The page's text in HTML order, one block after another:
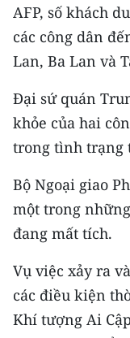
TIN ĐỊA PHƯƠNG
Trung du và
Đồng bằng
Bắc Trung Bộ
Duyên hải Nam
Nguyên
Đông Nam Bộ
Đồng bằng
Chuyên trang
AFP, số khách
các công dân
Lan, Ba Lan và
Đại sứ quán
khỏe của hai
trong tình trạng
Bộ Ngoại giao
một trong
đang mất tích.
Vụ việc xảy ra
các điều kiện
Khí tượng Ai